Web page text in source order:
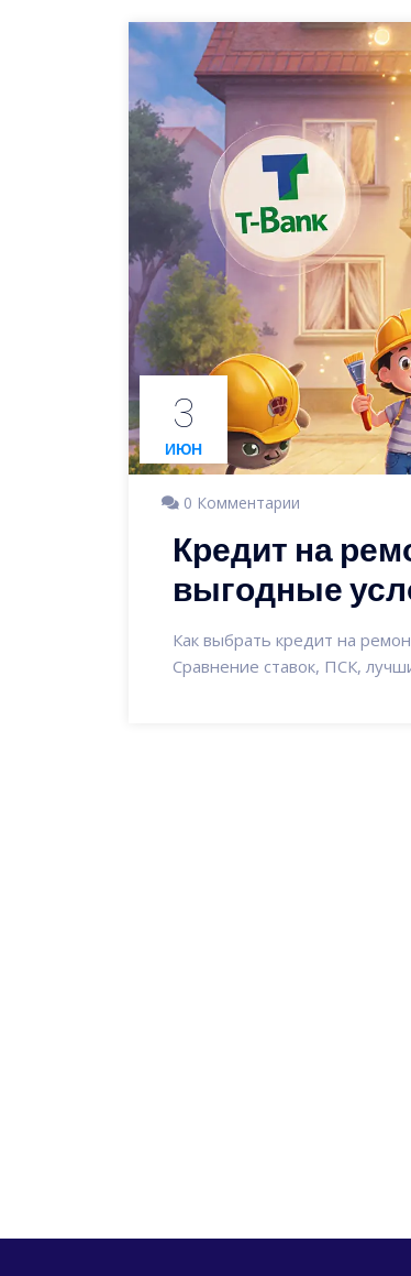
3
ИЮН
0 Комментарии
Кредит на
выгодные
Как выбрать кредит на
Сравнение ставок, ПСК,